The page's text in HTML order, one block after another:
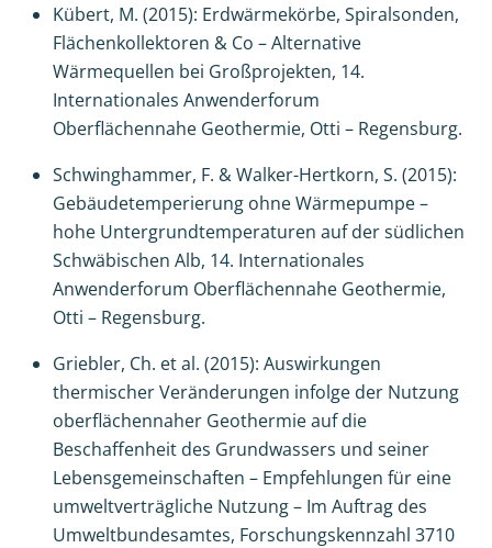
Kübert, M. (2015): Erdwärmekörbe, Spiralsonden,
Flächenkollektoren & Co – Alternative
Wärmequellen bei Großprojekten, 14.
Internationales Anwenderforum
Oberflächennahe Geothermie, Otti – Regensburg.
Schwinghammer, F. & Walker-Hertkorn, S. (2015):
Gebäudetemperierung ohne Wärmepumpe –
hohe Untergrundtemperaturen auf der südlichen
Schwäbischen Alb, 14. Internationales
Anwenderforum Oberflächennahe Geothermie,
Otti – Regensburg.
Griebler, Ch. et al. (2015): Auswirkungen
thermischer Veränderungen infolge der Nutzung
oberflächennaher Geothermie auf die
Beschaffenheit des Grundwassers und seiner
Lebensgemeinschaften – Empfehlungen für eine
umweltverträgliche Nutzung – Im Auftrag des
Umweltbundesamtes, Forschungskennzahl 3710